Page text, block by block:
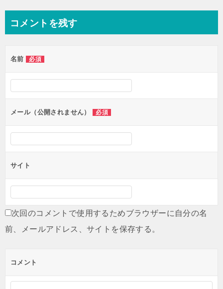
ビ
ー
シ
ン
コメントを残す
名前 必須
メール（公開されません） 必須
サイト
次回のコメントで使用するためブラウザーに自分の名
前、メールアドレス、サイトを保存する。
コメント